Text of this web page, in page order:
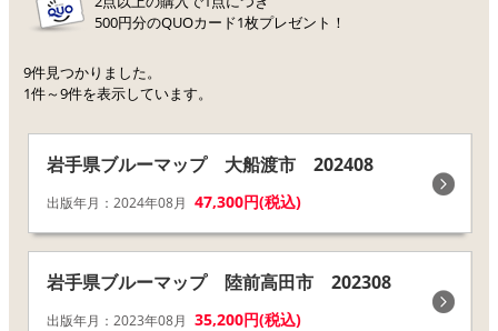
500円分のQUOカード1枚プレゼント！
9件見つかりました。
1件～9件を表示しています。
岩手県ブルーマップ 大船渡市 202408
出版年月：2024年08月 47,300円(税込)
岩手県ブルーマップ 陸前高田市 202308
出版年月：2023年08月 35,200円(税込)